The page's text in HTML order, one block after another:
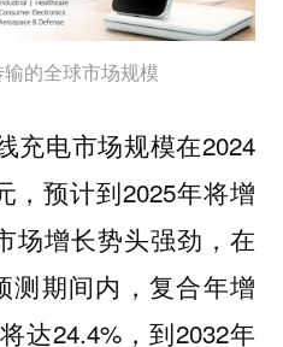
的全球市场规模
充电市场规模在2024
，预计到2025年将增
场增长势头强劲，在
测期间内，复合年增
达24.4%，到2032年